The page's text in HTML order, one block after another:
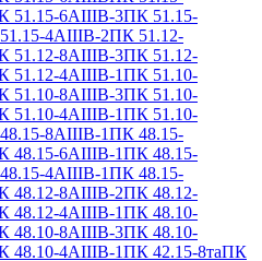
51.15-6АIIIВ-3ПК 51.15-
4АIIIВ-2ПК 51.12-
51.12-8АIIIВ-3ПК 51.12-
51.12-4АIIIВ-1ПК 51.10-
51.10-8АIIIВ-3ПК 51.10-
51.10-4АIIIВ-1ПК 51.10-
8АIIIВ-1ПК 48.15-
48.15-6АIIIВ-1ПК 48.15-
4АIIIВ-1ПК 48.15-
48.12-8АIIIВ-2ПК 48.12-
48.12-4АIIIВ-1ПК 48.10-
48.10-8АIIIВ-3ПК 48.10-
48.10-4АIIIВ-1ПК 42.15-8таПК